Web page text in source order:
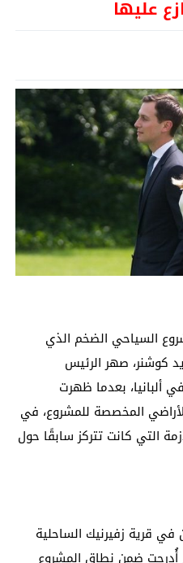
عليها
السياحي الضخم الذي
كوشنر، صهر الرئيس
ألبانيا، بعدما ظهرت
المخصصة للمشروع، في
التي كانت تتركز سابقًا حول
قرية زفيرنيك الساحلية